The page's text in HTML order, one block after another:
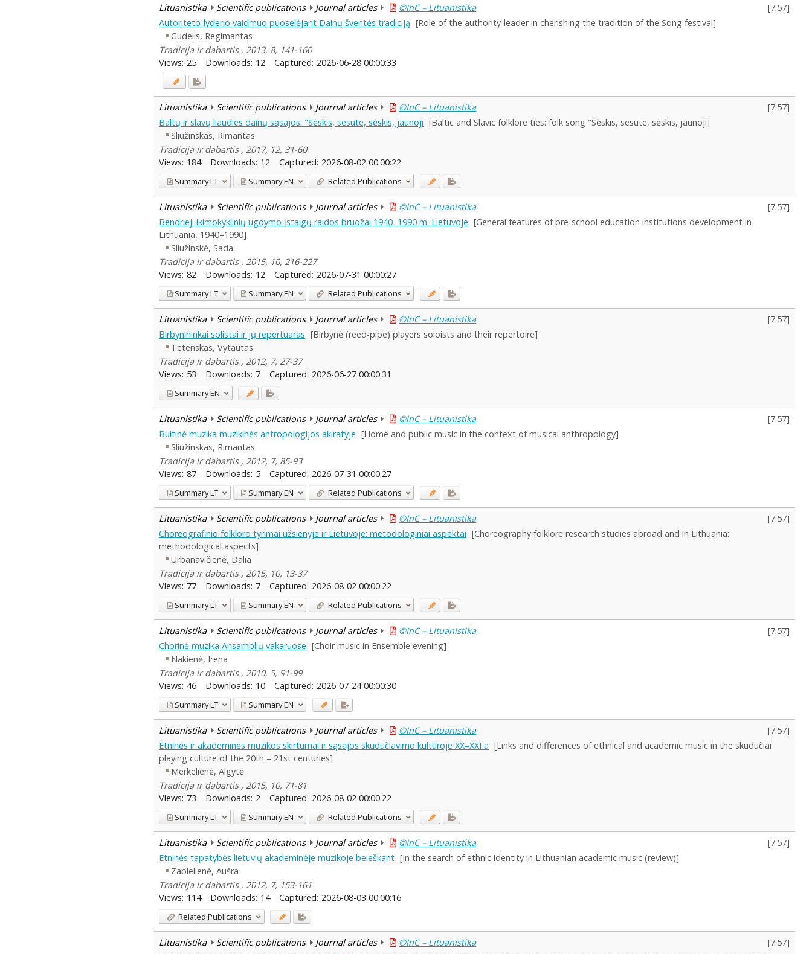
Lituanistika Scientific publications Journal articles ©InC – Lituanistika [7.57]
Autoriteto-lyderio vaidmuo puoselėjant Dainų šventės tradiciją [Role of the authority-leader in cherishing the tradition of the Song festival]
Gudelis, Regimantas
Tradicija ir dabartis , 2013, 8, 141-160
Views: 25 Downloads: 12 Captured: 2026-06-28 00:00:33
Lituanistika Scientific publications Journal articles ©InC – Lituanistika [7.57]
Baltų ir slavų liaudies dainų sąsajos: "Sėskis, sesute, sėskis, jaunoji [Baltic and Slavic folklore ties: folk song "Sėskis, sesute, sėskis, jaunoji]
Sliužinskas, Rimantas
Tradicija ir dabartis , 2017, 12, 31-60
Views: 184 Downloads: 12 Captured: 2026-08-02 00:00:22
SummaryLT SummaryEN Related Publications
Lituanistika Scientific publications Journal articles ©InC – Lituanistika [7.57]
Bendrieji ikimokyklinių ugdymo įstaigų raidos bruožai 1940–1990 m. Lietuvoje [General features of pre-school education institutions development in
Lithuania, 1940–1990]
Sliužinskė, Sada
Tradicija ir dabartis , 2015, 10, 216-227
Views: 82 Downloads: 12 Captured: 2026-07-31 00:00:27
SummaryLT SummaryEN Related Publications
Lituanistika Scientific publications Journal articles ©InC – Lituanistika [7.57]
Birbynininkai solistai ir jų repertuaras [Birbynė (reed-pipe) players soloists and their repertoire]
Tetenskas, Vytautas
Tradicija ir dabartis , 2012, 7, 27-37
Views: 53 Downloads: 7 Captured: 2026-06-27 00:00:31
SummaryEN
Lituanistika Scientific publications Journal articles ©InC – Lituanistika [7.57]
Buitinė muzika muzikinės antropologijos akiratyje [Home and public music in the context of musical anthropology]
Sliužinskas, Rimantas
Tradicija ir dabartis , 2012, 7, 85-93
Views: 87 Downloads: 5 Captured: 2026-07-31 00:00:27
SummaryLT SummaryEN Related Publications
Lituanistika Scientific publications Journal articles ©InC – Lituanistika [7.57]
Choreografinio folkloro tyrimai užsienyje ir Lietuvoje: metodologiniai aspektai [Choreography folklore research studies abroad and in Lithuania:
methodological aspects]
Urbanavičienė, Dalia
Tradicija ir dabartis , 2015, 10, 13-37
Views: 77 Downloads: 7 Captured: 2026-08-02 00:00:22
SummaryLT SummaryEN Related Publications
Lituanistika Scientific publications Journal articles ©InC – Lituanistika [7.57]
Chorinė muzika Ansamblių vakaruose [Choir music in Ensemble evening]
Nakienė, Irena
Tradicija ir dabartis , 2010, 5, 91-99
Views: 46 Downloads: 10 Captured: 2026-07-24 00:00:30
SummaryLT SummaryEN
Lituanistika Scientific publications Journal articles ©InC – Lituanistika [7.57]
Etninės ir akademinės muzikos skirtumai ir sąsajos skudučiavimo kultūroje XX–XXI a [Links and differences of ethnical and academic music in the skudučiai
playing culture of the 20th – 21st centuries]
Merkelienė, Algytė
Tradicija ir dabartis , 2015, 10, 71-81
Views: 73 Downloads: 2 Captured: 2026-08-02 00:00:22
SummaryLT SummaryEN Related Publications
Lituanistika Scientific publications Journal articles ©InC – Lituanistika [7.57]
Etninės tapatybės lietuvių akademinėje muzikoje beieškant [In the search of ethnic identity in Lithuanian academic music (review)]
Zabielienė, Aušra
Tradicija ir dabartis , 2012, 7, 153-161
Views: 114 Downloads: 14 Captured: 2026-08-03 00:00:16
Related Publications
Lituanistika Scientific publications Journal articles ©InC – Lituanistika [7.57]